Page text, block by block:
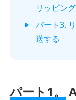
リッピン
パート3.
送する
パート1。